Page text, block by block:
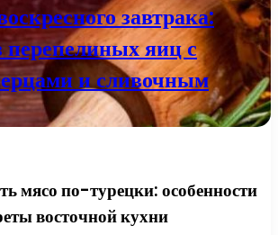
завтрака:
яиц с
и сливочным
мясо по-турецки: особенности
восточной кухни